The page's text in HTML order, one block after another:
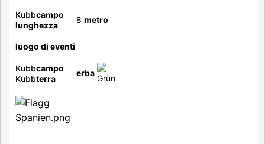
Kubbcampo
lunghezza
8metro
luogo di eventi
Kubbcampo
Kubbterra
erba